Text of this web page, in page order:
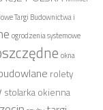
Targi Budownictwa i
ogrodzenia systemowe
okna
rolety
stolarka okienna